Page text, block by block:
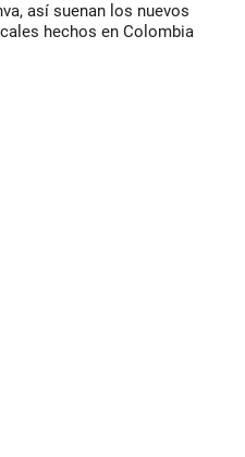
así suenan los nuevos
hechos en Colombia